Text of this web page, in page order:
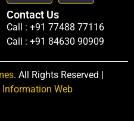
Contact Us
Call : +91 77488 77116
Call : +91 84630 90909
. All Rights Reserved |
Information Web